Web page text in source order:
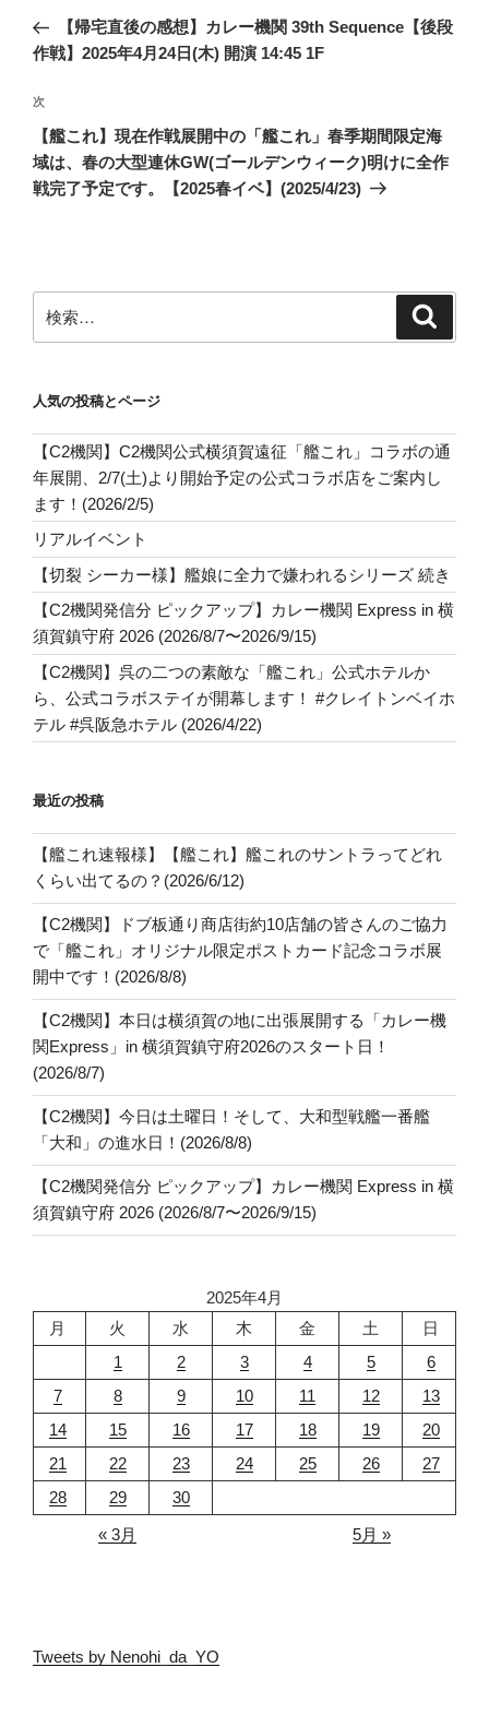
ナ
ゲ
ー
シ
ョ
の
投
【帰宅直後の感想】カレー機関 39th Sequence【後段
作戦】2025年4月24日(木) 開演 14:45 1F
次
の
投
稿
次
【艦これ】現在作戦展開中の「艦これ」春季期間限定海
域は、春の大型連休GW(ゴールデンウィーク)明けに全作
戦完了予定です。【2025春イベ】(2025/4/23)
索:
人気の投稿とページ
【C2機関】C2機関公式横須賀遠征「艦これ」コラボの通
年展開、2/7(土)より開始予定の公式コラボ店をご案内し
ます！(2026/2/5)
リアルイベント
【切裂 シーカー様】艦娘に全力で嫌われるシリーズ 続き
【C2機関発信分 ピックアップ】カレー機関 Express in 横
須賀鎮守府 2026 (2026/8/7〜2026/9/15)
【C2機関】呉の二つの素敵な「艦これ」公式ホテルか
ら、公式コラボステイが開幕します！ #クレイトンベイホ
テル #呉阪急ホテル (2026/4/22)
最近の投稿
【艦これ速報様】【艦これ】艦これのサントラってどれ
くらい出てるの？(2026/6/12)
【C2機関】ドブ板通り商店街約10店舗の皆さんのご協力
で「艦これ」オリジナル限定ポストカード記念コラボ展
開中です！(2026/8/8)
【C2機関】本日は横須賀の地に出張展開する「カレー機
関Express」in 横須賀鎮守府2026のスタート日！
(2026/8/7)
【C2機関】今日は土曜日！そして、大和型戦艦一番艦
「大和」の進水日！(2026/8/8)
【C2機関発信分 ピックアップ】カレー機関 Express in 横
須賀鎮守府 2026 (2026/8/7〜2026/9/15)
2025年4月
月
火 水 木 金 土
日
1
2 3 4 5
6
7
8 9 10 11 12
13
14
15 16 17 18 19
20
21
22 23 24 25 26
27
28
29
30
« 3月
5月 »
Tweets by Nenohi_da_YO